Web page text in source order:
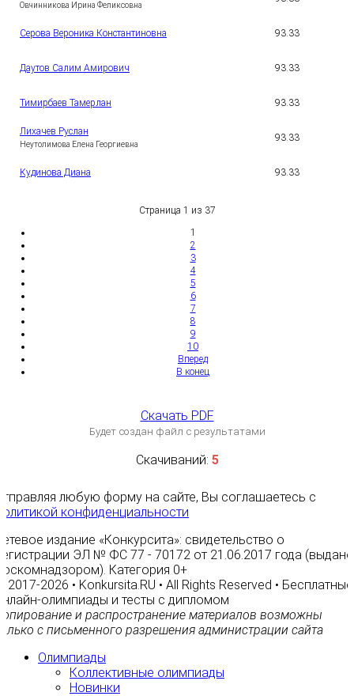
Овчинникова Ирина Феликсовна
Серова Вероника Константиновна 93.33
Даутов Салим Амирович 93.33
Тимирбаев Тамерлан 93.33
Лихачев Руслан
Неутолимова Елена Георгиевна
93.33
Кудинова Диана 93.33
Страница 1 из 37
1
2
3
4
5
6
7
8
9
10
Вперед
В конец
Скачать PDF
Будет создан файл с результатами
Скачиваний: 5
любую форму на сайте, Вы соглашаетесь с
конфиденциальности
издание «Конкурсита»: свидетельство о
ЭЛ № ФС 77 - 70172 от 21.06.2017 года (выдано
Категория 0+
2017-2026 • Konkursita.RU • All Rights Reserved • Бесплатные
олимпиады и тесты с дипломом
и распространение материалов возможны
с письменного разрешения администрации сайта
Олимпиады
Коллективные олимпиады
Новинки